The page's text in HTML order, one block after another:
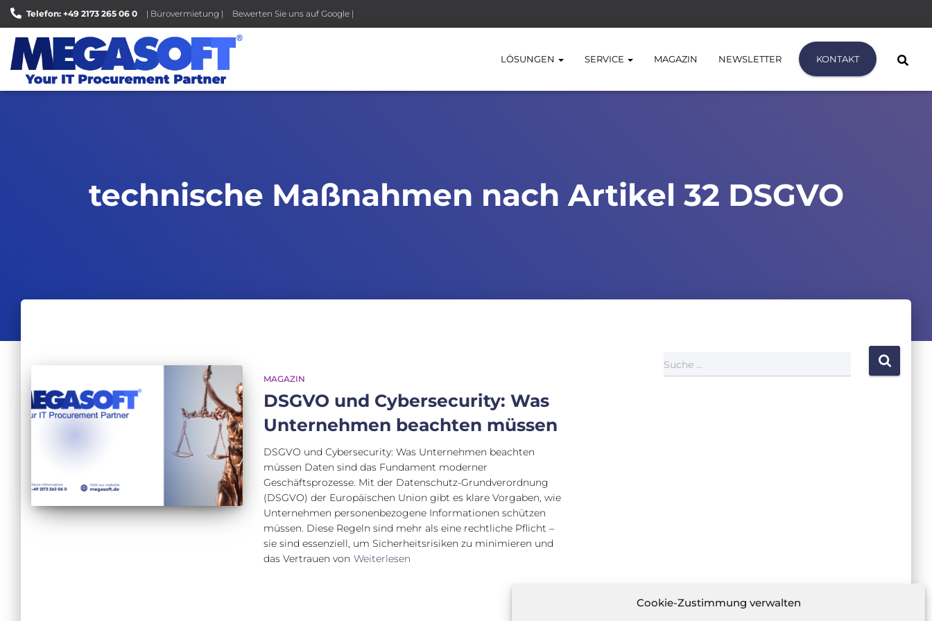
Cookie-Zustimmung verwalten
Telefon: +49 2173 265 06 0 | Bürovermietung | Bewerten Sie uns auf Google |
LÖSUNGEN SERVICE MAGAZIN NEWSLETTER KONTAKT
technische Maßnahmen nach Artikel 32 DSGVO
MAGAZIN
DSGVO und Cybersecurity: Was
Unternehmen beachten müssen
DSGVO und Cybersecurity: Was Unternehmen beachten
müssen Daten sind das Fundament moderner
Geschäftsprozesse. Mit der Datenschutz-Grundverordnung
(DSGVO) der Europäischen Union gibt es klare Vorgaben, wie
Unternehmen personenbezogene Informationen schützen
müssen. Diese Regeln sind mehr als eine rechtliche Pflicht –
sie sind essenziell, um Sicherheitsrisiken zu minimieren und
das Vertrauen von Weiterlesen
Suche …